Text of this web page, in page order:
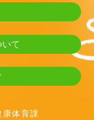
て
体育課